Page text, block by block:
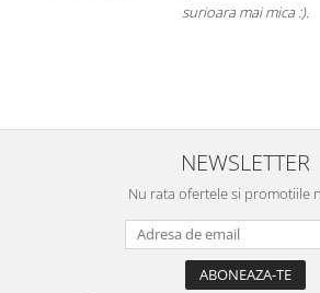
surioara mai mica :).
NEWSLETTER
Nu rata ofertele si promotiile